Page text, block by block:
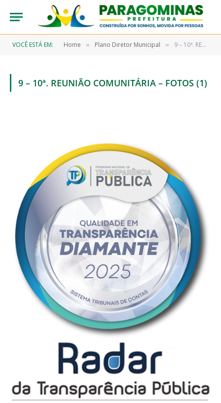
VOCÊ ESTÁ EM: Home » Plano Diretor Municipal » 9 – 10ª. REUNIÃO COMUNITÁRIA – FOTOS (1)
9 – 10ª. REUNIÃO COMUNITÁRIA – FOTOS (1)